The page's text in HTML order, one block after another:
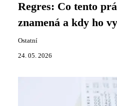
Regres: Co tento
znamená a kdy ho
Ostatní
24. 05. 2026